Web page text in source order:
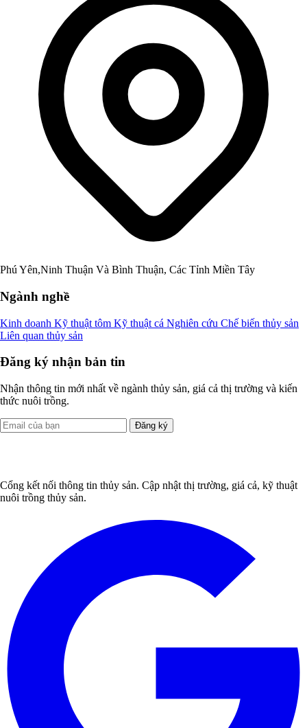
Phú Yên,Ninh Thuận Và Bình Thuận, Các Tỉnh Miền Tây
Ngành nghề
Kinh doanh Kỹ thuật tôm Kỹ thuật cá Nghiên cứu Chế biến thủy sản
Liên quan thủy sản
Đăng ký nhận bản tin
Nhận thông tin mới nhất về ngành thủy sản, giá cả thị trường và kiến
thức nuôi trồng.
Đăng ký
Cổng kết nối thông tin thủy sản. Cập nhật thị trường, giá cả, kỹ thuật
nuôi trồng thủy sản.